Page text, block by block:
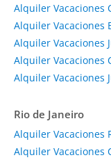
Alquiler Vacaciones
Alquiler Vacaciones
Alquiler Vacaciones
Alquiler Vacaciones
Alquiler Vacaciones
Rio de Janeiro
Alquiler Vacaciones
Alquiler Vacaciones